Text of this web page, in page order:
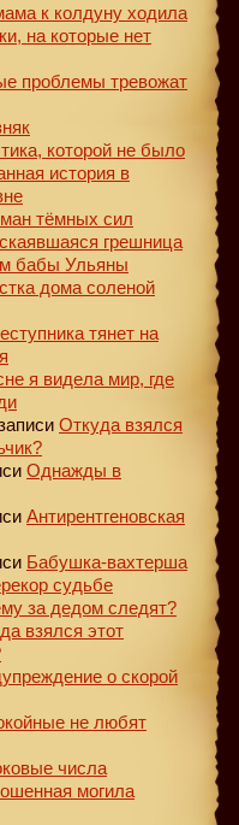
к колдуну ходила
на которые нет
проблемы тревожат
которой не было
история в
тёмных сил
грешница
бабы Ульяны
дома соленой
тянет на
я видела мир, где
Откуда взялся
Однажды в
Антирентгеновская
Бабушка-вахтерша
судьбе
за дедом следят?
взялся этот
о скорой
не любят
числа
могила